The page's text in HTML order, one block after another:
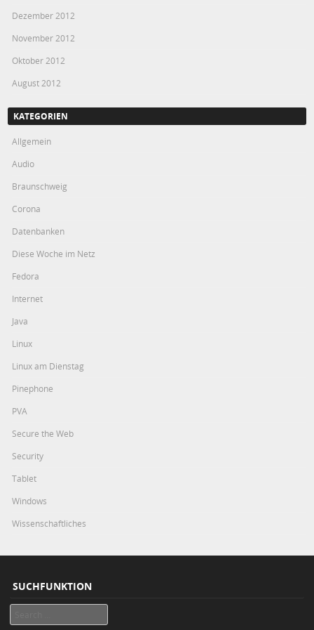
Dezember 2012
November 2012
Oktober 2012
August 2012
KATEGORIEN
Allgemein
Audio
Braunschweig
Corona
Datenbanken
Diese Woche im Netz
Fedora
Internet
Java
Linux
Linux am Dienstag
Pinephone
PVA
Secure the Web
Security
Tablet
Windows
Wissenschaftliches
SUCHFUNKTION